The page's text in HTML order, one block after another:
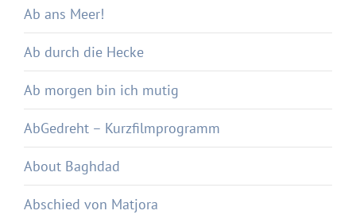
Ab ans Meer!
Ab durch die Hecke
Ab morgen bin ich mutig
AbGedreht – Kurzfilmprogramm
About Baghdad
Abschied von Matjora